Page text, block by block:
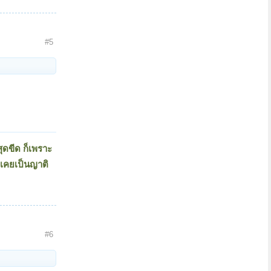
#5
ขีด ก็เพราะ
คยเป็นญาติ
#6